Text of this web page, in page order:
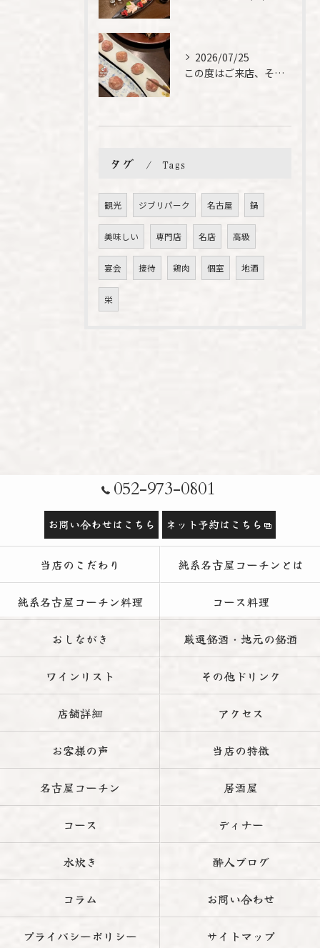
2026/07/25
この度はご来店、そして素敵なご紹介誠にありがとうございます✨...
タグ Tags
観光 ジブリパーク 名古屋 鍋
美味しい 専門店 名店 高級
宴会 接待 鶏肉 個室 地酒
栄
052-973-0801
お問い合わせはこちら ネット予約はこちら
当店のこだわり 純系名古屋コーチンとは
純系名古屋コーチン料理 コース料理
おしながき 厳選銘酒・地元の銘酒
ワインリスト その他ドリンク
店舗詳細 アクセス
お客様の声 当店の特徴
名古屋コーチン 居酒屋
コース ディナー
水炊き 酔人ブログ
コラム お問い合わせ
プライバシーポリシー サイトマップ